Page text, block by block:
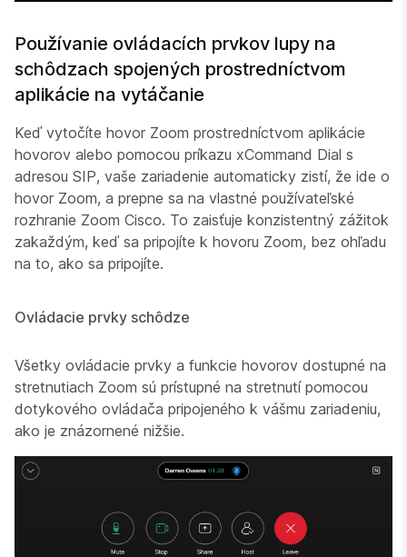
Používanie ovládacích prvkov lupy na
schôdzach spojených prostredníctvom
aplikácie na vytáčanie
Keď vytočíte hovor Zoom prostredníctvom aplikácie
hovorov alebo pomocou príkazu xCommand Dial s
adresou SIP, vaše zariadenie automaticky zistí, že ide o
hovor Zoom, a prepne sa na vlastné používateľské
rozhranie Zoom Cisco. To zaisťuje konzistentný zážitok
zakaždým, keď sa pripojíte k hovoru Zoom, bez ohľadu
na to, ako sa pripojíte.
Ovládacie prvky schôdze
Všetky ovládacie prvky a funkcie hovorov dostupné na
stretnutiach Zoom sú prístupné na stretnutí pomocou
dotykového ovládača pripojeného k vášmu zariadeniu,
ako je znázornené nižšie.